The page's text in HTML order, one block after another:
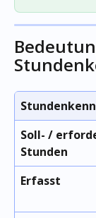
Soll- /
Stunden
Erfasst